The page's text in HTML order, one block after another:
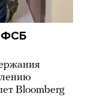
ФСБ
Bloomberg